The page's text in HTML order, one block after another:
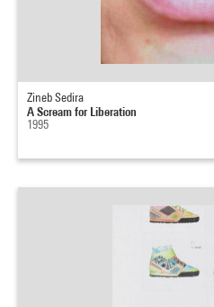
Zineb Sedira
A Scream for Liberation
1995